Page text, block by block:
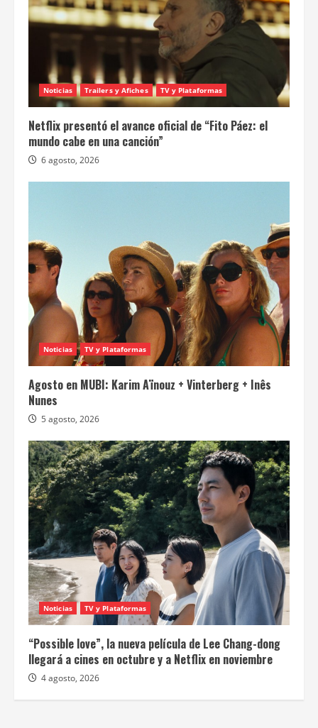
Noticias Trailers y Afiches TV y Plataformas
Netflix presentó el avance oficial de “Fito Páez: el
mundo cabe en una canción”
6 agosto, 2026
Noticias TV y Plataformas
Agosto en MUBI: Karim Aïnouz + Vinterberg + Inês
Nunes
5 agosto, 2026
Noticias TV y Plataformas
“Possible love”, la nueva película de Lee Chang-dong
llegará a cines en octubre y a Netflix en noviembre
4 agosto, 2026